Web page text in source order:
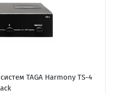
TAGA Harmony TS-4